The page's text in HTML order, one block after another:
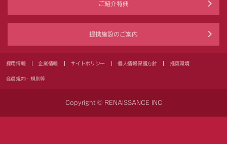
ご紹介特典
提携施設のご案内
採用情報 企業情報 サイトポリシー 個人情報保護方針 推奨環境
会員規約・規則等
Copyright © RENAISSANCE INC